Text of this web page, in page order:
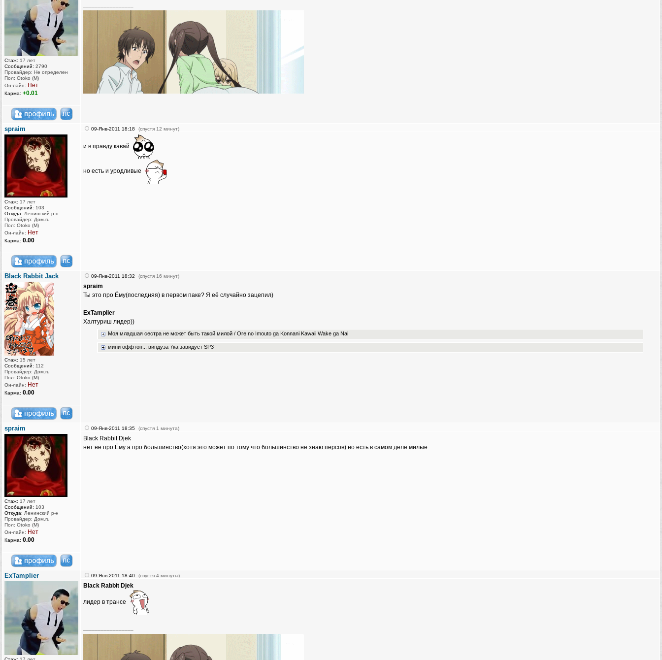
Стаж: 17 лет
Сообщений: 2790
Провайдер: Не определен
Пол: Otoko (M)
Он-лайн: Нет
Карма: +0.01
spraim
Стаж: 17 лет
Сообщений: 103
Откуда: Ленинский р-н
Провайдер: Дом.ru
Пол: Otoko (M)
Он-лайн: Нет
Карма: 0.00
09-Янв-2011 18:18 (спустя 12 минут)
и в правду кавай
но есть и уродливые
Black Rabbit Jack
Стаж: 15 лет
Сообщений: 112
Провайдер: Дом.ru
Пол: Otoko (M)
Он-лайн: Нет
Карма: 0.00
09-Янв-2011 18:32 (спустя 16 минут)
spraim
Ты это про Ёму(последняя) в первом паке? Я её случайно зацепил)
ExTamplier
Халтуриш лидер))
Моя младшая сестра не может быть такой милой / Ore no Imouto ga Konnani Kawaii Wake ga Nai
мини оффтоп... виндуза 7ка завидует SP3
spraim
Стаж: 17 лет
Сообщений: 103
Откуда: Ленинский р-н
Провайдер: Дом.ru
Пол: Otoko (M)
Он-лайн: Нет
Карма: 0.00
09-Янв-2011 18:35 (спустя 1 минута)
Black Rabbit Djek
нет не про Ёму а про большинство(хотя это может по тому что большинство не знаю персов) но есть в самом деле милые
ExTamplier 09-Янв-2011 18:40 (спустя 4 минуты)
Black Rabbit Djek
лидер в трансе